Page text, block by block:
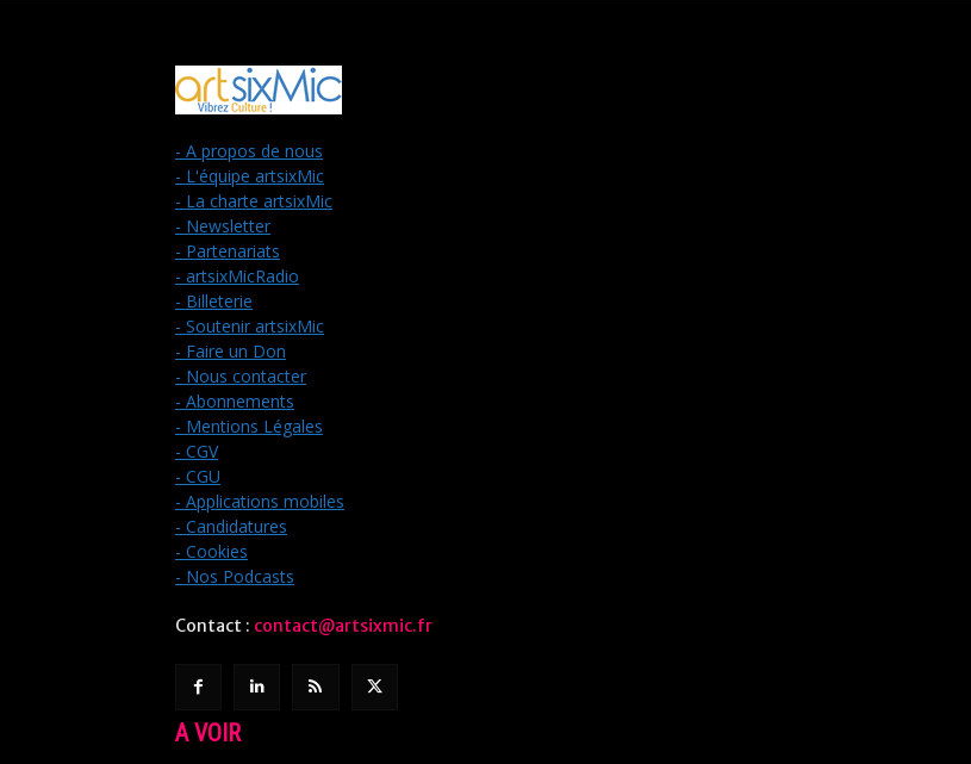
- A propos de nous
- L'équipe artsixMic
- La charte artsixMic
- Newsletter
- Partenariats
- artsixMicRadio
- Billeterie
- Soutenir artsixMic
- Faire un Don
- Nous contacter
- Abonnements
- Mentions Légales
- CGV
- CGU
- Applications mobiles
- Candidatures
- Cookies
- Nos Podcasts
Contact : contact@artsixmic.fr
A VOIR